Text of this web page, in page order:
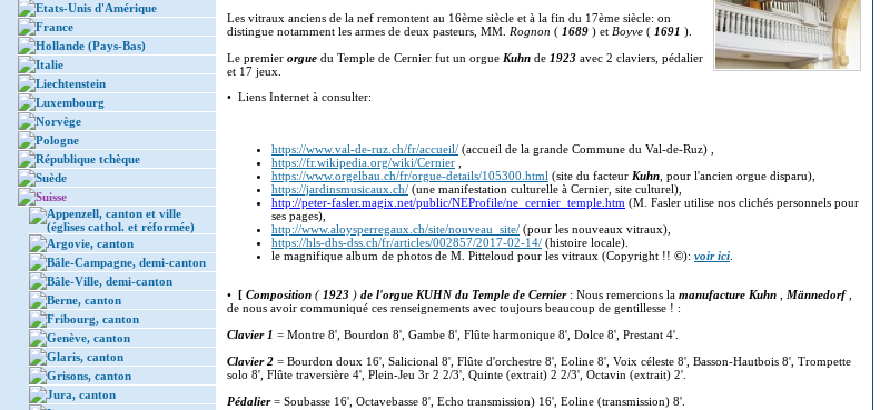
Etats-Unis d'Amérique
France
Hollande (Pays-Bas)
Italie
Liechtenstein
Luxembourg
Norvège
Pologne
République tchèque
Suède
Suisse
Appenzell, canton et ville
(églises cathol. et réformée)
Argovie, canton
Bâle-Campagne, demi-canton
Bâle-Ville, demi-canton
Berne, canton
Fribourg, canton
Genève, canton
Glaris, canton
Grisons, canton
Jura, canton
Les vitraux anciens de la nef remontent au 16ème siècle et à la fin du 17ème siècle: on
distingue notamment les armes de deux pasteurs, MM. Rognon ( 1689 ) et Boyve ( 1691 ).
Le premier orgue du Temple de Cernier fut un orgue Kuhn de 1923 avec 2 claviers, pédalier
et 17 jeux.
• Liens Internet à consulter:
https://www.val-de-ruz.ch/fr/accueil/ (accueil de la grande Commune du Val-de-Ruz) ,
https://fr.wikipedia.org/wiki/Cernier
https://www.orgelbau.ch/fr/orgue-details/105300.html (site du facteur Kuhn , pour l'ancien orgue disparu),
https://jardinsmusicaux.ch/ (une manifestation culturelle à Cernier, site culturel),
http://peter-fasler.magix.net/public/NEProfile/ne_cernier_temple.htm (M. Fasler utilise nos clichés personnels pour
ses pages),
http://www.aloysperregaux.ch/site/nouveau_site/ (pour les nouveaux vitraux),
https://hls-dhs-dss.ch/fr/articles/002857/2017-02-14/ (histoire locale).
le magnifique album de photos de M. Pitteloud pour les vitraux (Copyright !! ©): voir ici
• [ Composition ( 1923 ) de l'orgue KUHN du Temple de Cernier : Nous remercions la manufacture Kuhn Männedorf
de nous avoir communiqué ces renseignements avec toujours beaucoup de gentillesse ! :
Clavier 1 = Montre 8', Bourdon 8', Gambe 8', Flûte harmonique 8', Dolce 8', Prestant 4'.
Clavier 2 = Bourdon doux 16', Salicional 8', Flûte d'orchestre 8', Eoline 8', Voix céleste 8', Basson-Hautbois 8', Trompette
solo 8', Flûte traversière 4', Plein-Jeu 3r 2 2/3', Quinte (extrait) 2 2/3', Octavin (extrait) 2'.
Pédalier = Soubasse 16', Octavebasse 8', Echo transmission) 16', Eoline (transmission) 8'.